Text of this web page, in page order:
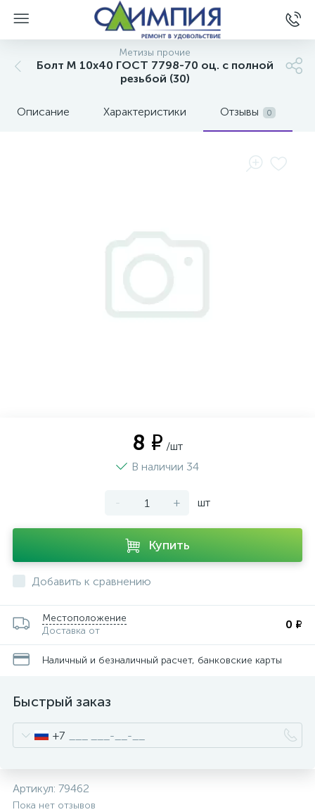
Метизы прочие
Болт М 10х40 ГОСТ 7798-70 оц. с полной
резьбой (30)
Описание Характеристики Отзывы 0
8 ₽ /шт
В наличии 34
- + шт
Купить
Добавить к сравнению
Местоположение
Доставка от
0 ₽
Наличный и безналичный расчет, банковские карты
Быстрый заказ
+7
Артикул: 79462
Пока нет отзывов